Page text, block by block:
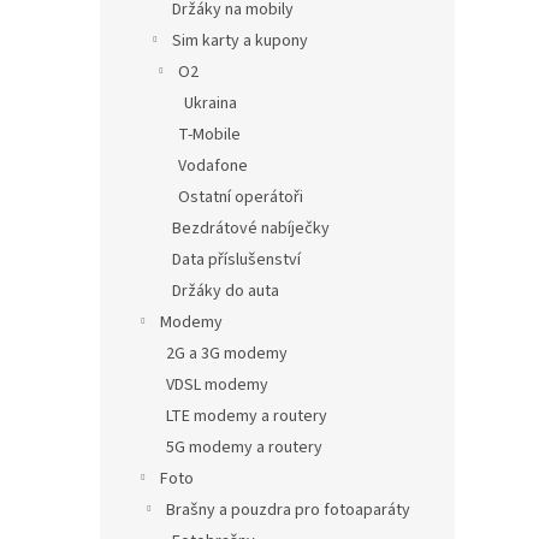
Držáky na mobily
Sim karty a kupony
O2
Ukraina
T-Mobile
Vodafone
Ostatní operátoři
Bezdrátové nabíječky
Data příslušenství
Držáky do auta
Modemy
2G a 3G modemy
VDSL modemy
LTE modemy a routery
5G modemy a routery
Foto
Brašny a pouzdra pro fotoaparáty